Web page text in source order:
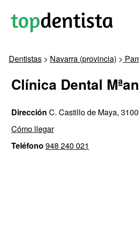
Dentistas > Navarra (provincia) >
Clínica Dental
Dirección C. Castillo de Maya,
Cómo llegar
Teléfono 948 240 021